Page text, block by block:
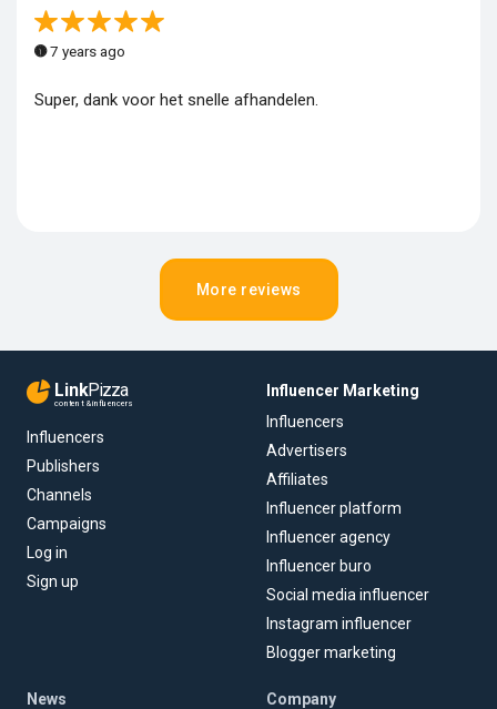
7 years ago
Super, dank voor het snelle afhandelen.
More reviews
LinkPizza
content & influencers
Influencers
Publishers
Channels
Campaigns
Log in
Sign up
Influencer Marketing
Influencers
Advertisers
Affiliates
Influencer platform
Influencer agency
Influencer buro
Social media influencer
Instagram influencer
Blogger marketing
News Company